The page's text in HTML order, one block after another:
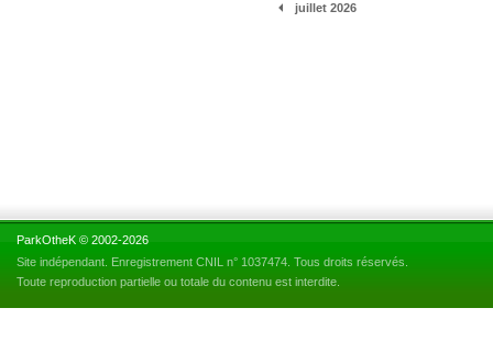
juillet 2026
ParkOtheK © 2002-2026
Site indépendant. Enregistrement CNIL n° 1037474. Tous droits réservés.
Toute reproduction partielle ou totale du contenu est interdite.